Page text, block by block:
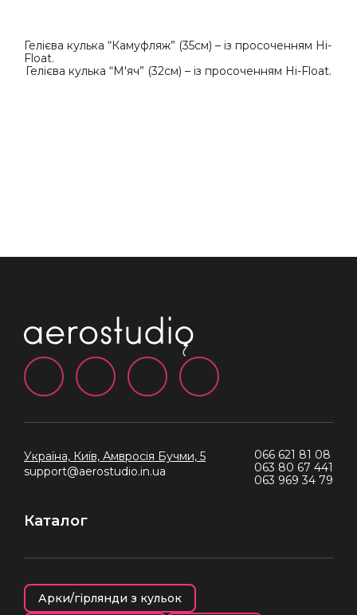
Гелієва кулька “Камуфляж” (35см) – із просоченням Hi-
Float.
Гелієва кулька “М'яч” (32см) – із просоченням Hi-Float.
Україна, Київ, Амвросія Бучми, 5
support@aerostudio.in.ua
066 621 81 08
063 80 67 441
063 969 34 79
Каталог
Арки/гірлянди з кульок